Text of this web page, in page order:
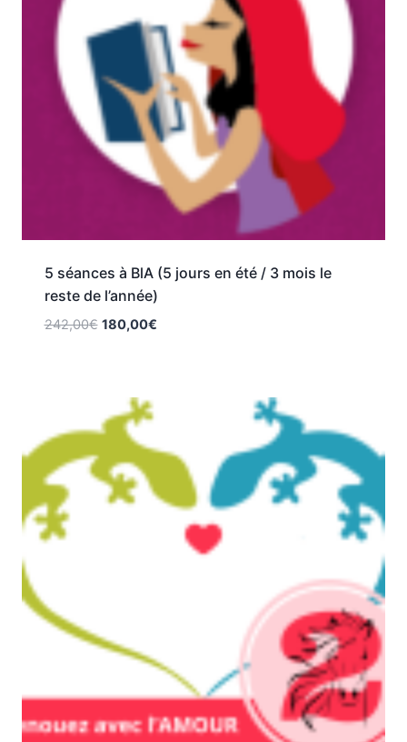
5 séances à BlA (5 jours en été / 3 mois le
reste de l’année)
242,00€ 180,00€